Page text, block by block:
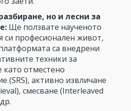
но и лесни за
Ще ползвате наученото
си професионален живот,
са внедрени
техники за
като отместено
(SRS), активно извличане
смесване (Interleaved